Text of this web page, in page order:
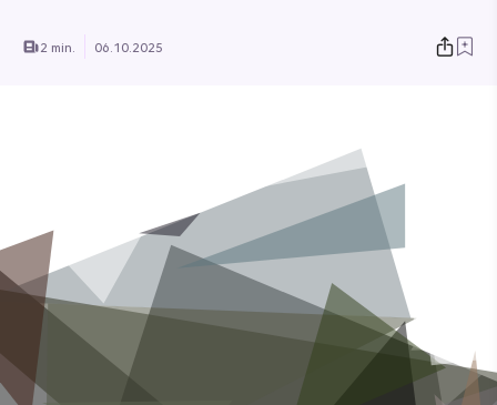
2 min. 06.10.2025